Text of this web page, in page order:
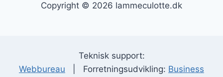
Copyright © 2026 lammeculotte.dk
Teknisk support:
Webbureau | Forretningsudvikling: Business